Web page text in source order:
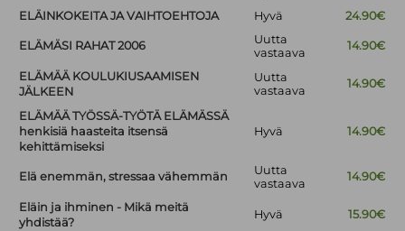
ELÄINKOKEITA JA VAIHTOEHTOJA
Hyvä 24.90€
ELÄMÄSI RAHAT 2006
Uutta
vastaava
14.90€
ELÄMÄÄ KOULUKIUSAAMISEN
JÄLKEEN
Uutta
vastaava
14.90€
ELÄMÄÄ TYÖSSÄ-TYÖTÄ ELÄMÄSSÄ
henkisiä haasteita itsensä
kehittämiseksi
Hyvä 14.90€
Elä enemmän, stressaa vähemmän
Uutta
vastaava
14.90€
Eläin ja ihminen - Mikä meitä
yhdistää?
Hyvä 15.90€